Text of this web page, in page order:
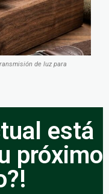
de luz para
está
próximo